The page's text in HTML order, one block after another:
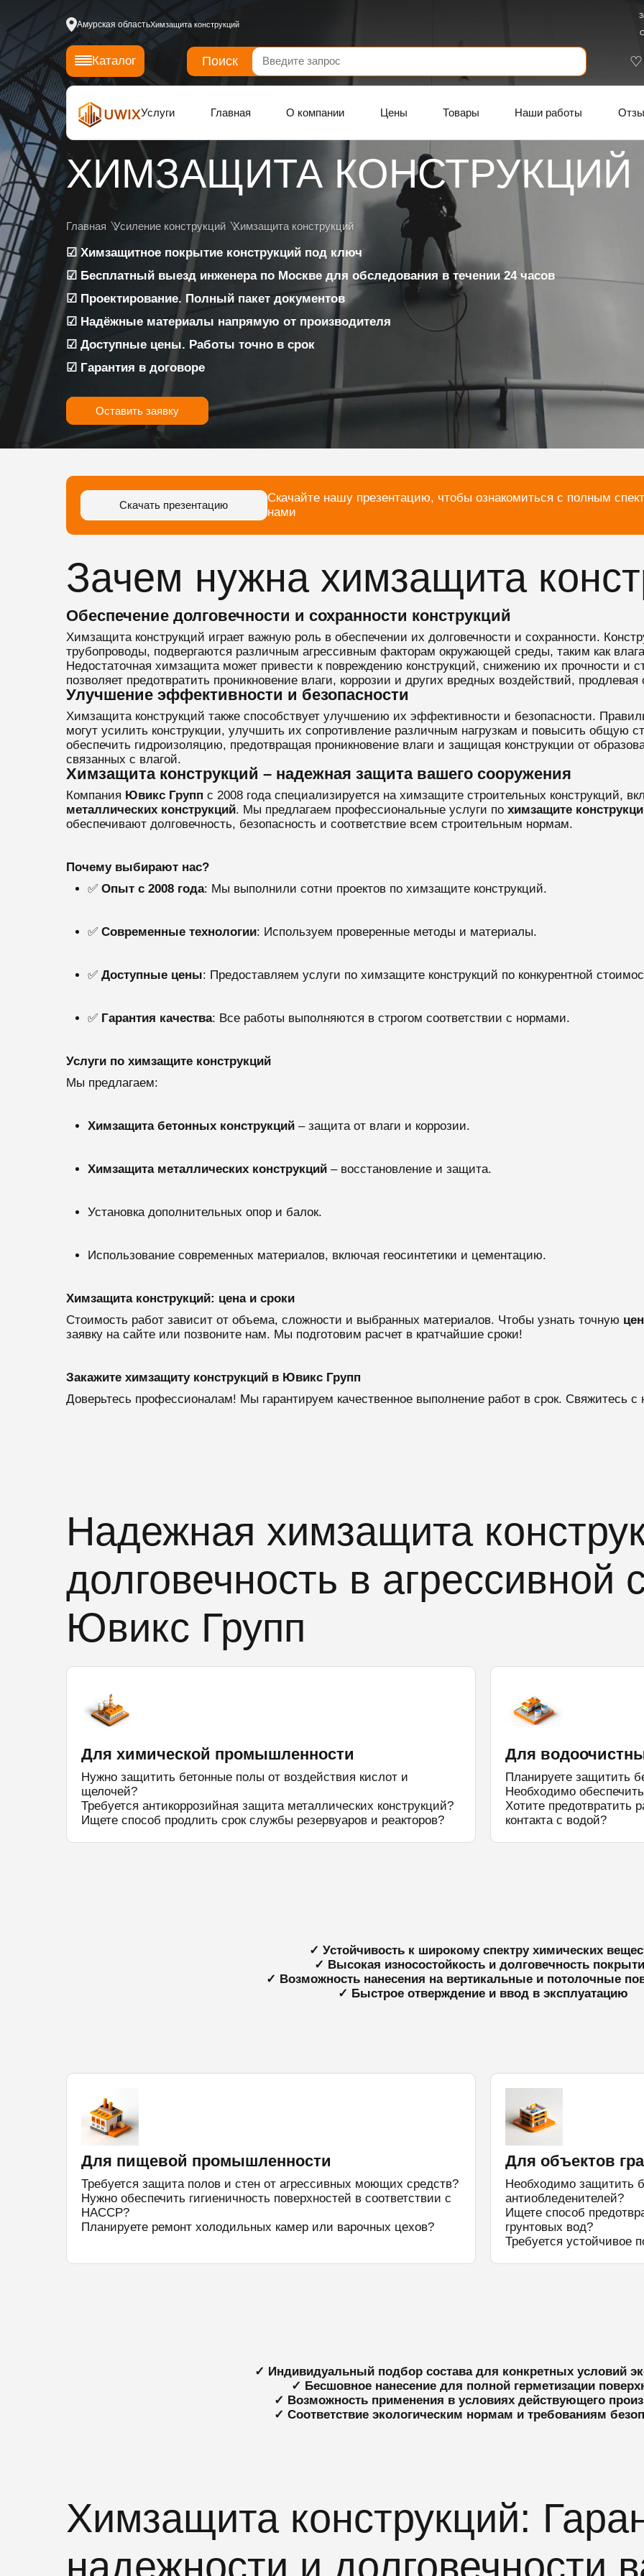
Амурская областьХимзащита конструкций
Каталог Поиск
Услуги Главная О компании Цены Товары Наши работы
ХИМЗАЩИТА КОНСТРУКЦИЙ
Главная Усиление конструкций Химзащита конструкций
☑ Химзащитное покрытие конструкций под ключ
☑ Бесплатный выезд инженера по Москве для обследования в течении 24 часов
☑ Проектирование. Полный пакет документов
☑ Надёжные материалы напрямую от производителя
☑ Доступные цены. Работы точно в срок
☑ Гарантия в договоре
Оставить заявку
Скачать презентацию
Скачайте нашу презентацию, чтобы ознакомиться с полным
нами
Зачем нужна химзащита
Обеспечение долговечности и сохранности конструкций
Химзащита конструкций играет важную роль в обеспечении их долговечности и сохранности.
трубопроводы, подвергаются различным агрессивным факторам окружающей среды, таким как
Недостаточная химзащита может привести к повреждению конструкций, снижению их прочности и
позволяет предотвратить проникновение влаги, коррозии и других вредных воздействий,
Улучшение эффективности и безопасности
Химзащита конструкций также способствует улучшению их эффективности и безопасности.
могут усилить конструкции, улучшить их сопротивление различным нагрузкам и повысить общую
обеспечить гидроизоляцию, предотвращая проникновение влаги и защищая конструкции от
связанных с влагой.
Химзащита конструкций – надежная защита вашего сооружения
Компания Ювикс Групп с 2008 года специализируется на химзащите строительных конструкций,
металлических конструкций. Мы предлагаем профессиональные услуги по химзащите
обеспечивают долговечность, безопасность и соответствие всем строительным нормам.
Почему выбирают нас?
✅ Опыт с 2008 года: Мы выполнили сотни проектов по химзащите конструкций.
✅ Современные технологии: Используем проверенные методы и материалы.
✅ Доступные цены: Предоставляем услуги по химзащите конструкций по конкурентной
✅ Гарантия качества: Все работы выполняются в строгом соответствии с нормами.
Услуги по химзащите конструкций
Мы предлагаем:
Химзащита бетонных конструкций – защита от влаги и коррозии.
Химзащита металлических конструкций – восстановление и защита.
Установка дополнительных опор и балок.
Использование современных материалов, включая геосинтетики и цементацию.
Химзащита конструкций: цена и сроки
Стоимость работ зависит от объема, сложности и выбранных материалов. Чтобы узнать точную
заявку на сайте или позвоните нам. Мы подготовим расчет в кратчайшие сроки!
Закажите химзащиту конструкций в Ювикс Групп
Доверьтесь профессионалам! Мы гарантируем качественное выполнение работ в срок. Свяжитесь
Надежная химзащита
долговечность в агрессивной
Ювикс Групп
Для химической промышленности
Нужно защитить бетонные полы от воздействия кислот и
щелочей?
Требуется антикоррозийная защита металлических конструкций?
Ищете способ продлить срок службы резервуаров и реакторов?
Для
Планируете защитить
Необходимо
Хотите предотвратить
контакта с водой?
✓ Устойчивость к широкому спектру химических
✓ Высокая износостойкость и долговечность
✓ Возможность нанесения на вертикальные и потолочные
✓ Быстрое отверждение и ввод в эксплуатацию
Для пищевой промышленности
Требуется защита полов и стен от агрессивных моющих средств?
Нужно обеспечить гигиеничность поверхностей в соответствии с
HACCP?
Планируете ремонт холодильных камер или варочных цехов?
Для объектов
Необходимо защитить
антиобледенителей?
Ищете способ
грунтовых вод?
Требуется устойчивое
✓ Индивидуальный подбор состава для конкретных условий
✓ Бесшовное нанесение для полной герметизации
✓ Возможность применения в условиях действующего
✓ Соответствие экологическим нормам и требованиям
Химзащита конструкций:
надежности и долговечности